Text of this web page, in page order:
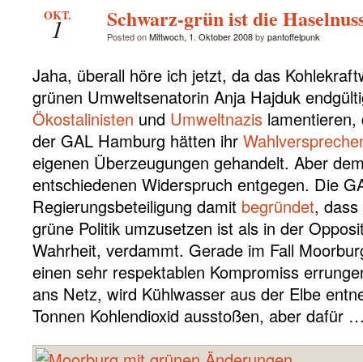
OKT.
1 Schwarz-grün ist die
Posted onMittwoch, 1. Oktober 2008by pantoffelpunk
Jaha, überall höre ich jetzt, da das
grünen Umweltsenatorin Anja Hajduk
Ökostalinisten und Umweltnazis
der GAL Hamburg hätten ihr
eigenen Überzeugungen gehandelt. Aber
entschiedenen Widerspruch entgegen. Die
Regierungsbeteiligung damit begründet,
grüne Politik umzusetzen ist als in der
Wahrheit, verdammt. Gerade im Fall
einen sehr respektablen Kompromiss
ans Netz, wird Kühlwasser aus der Elbe
Tonnen Kohlendioxid ausstoßen, aber dafür